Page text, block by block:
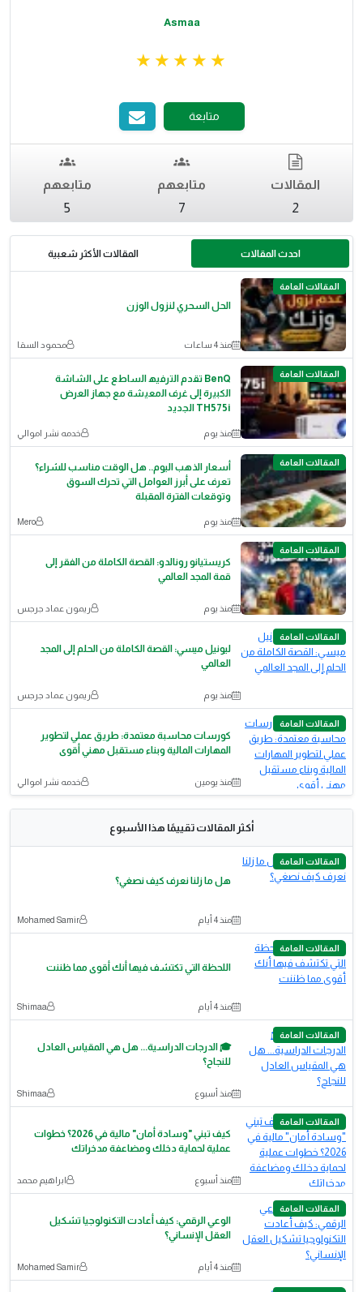
Asmaa
متابعة
المقالات
2
متابعهم
7
متابعهم
5
احدث المقالات المقالات الأكثر شعبية
المقالات العامة
الحل السحري لنزول الوزن
منذ 4 ساعات محمود السقا
المقالات العامة
BenQ ﺗﻘدم اﻟﺗرﻓﯾﮫ اﻟﺳﺎطﻊ ﻋﻠﻰ اﻟﺷﺎﺷﺔ
اﻟﻛﺑﯾرة إﻟﻰ ﻏرف اﻟﻣﻌﯾﺷﺔ ﻣﻊ ﺟﮭﺎز اﻟﻌرض
TH575i اﻟﺟدﯾد
منذ يوم خدمه نشر اموالي
المقالات العامة
أسعار الذهب اليوم.. هل الوقت مناسب للشراء؟
تعرف على أبرز العوامل التي تحرك السوق
وتوقعات الفترة المقبلة
منذ يوم Mero
المقالات العامة
كريستيانو رونالدو: القصة الكاملة من الفقر إلى
قمة المجد العالمي
منذ يوم ريمون عماد جرجس
المقالات العامة
ليونيل ميسي: القصة الكاملة من الحلم إلى المجد
العالمي
منذ يوم ريمون عماد جرجس
المقالات العامة
كورسات محاسبة معتمدة: طريق عملي لتطوير
المهارات المالية وبناء مستقبل مهني أقوى
منذ يومين خدمه نشر اموالي
أكثر المقالات تقييمًا هذا الأسبوع
المقالات العامة
هل ما زلنا نعرف كيف نصغي؟
منذ 4 أيام Mohamed Samir
المقالات العامة
اللحظة التي تكتشف فيها أنك أقوى مما ظننت
منذ 4 أيام Shimaa
المقالات العامة
🎓 الدرجات الدراسية... هل هي المقياس العادل
للنجاح؟
منذ أسبوع Shimaa
المقالات العامة
كيف تبني "وسادة أمان" مالية في 2026؟ خطوات
عملية لحماية دخلك ومضاعفة مدخراتك
منذ أسبوع ابراهيم محمد
المقالات العامة
الوعي الرقمي: كيف أعادت التكنولوجيا تشكيل
العقل الإنساني؟
منذ 4 أيام Mohamed Samir